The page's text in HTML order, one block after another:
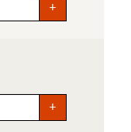
+
+